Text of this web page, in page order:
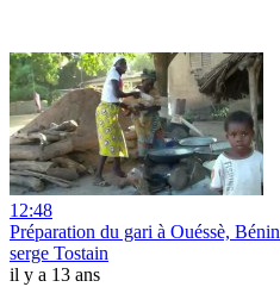
12:48
Préparation du gari à Ouéssè,
serge Tostain
il y a 13 ans